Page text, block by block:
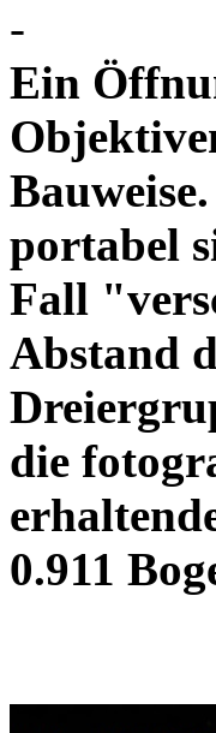
-
Ein
portabel
Fall
Abstand
die
0.911